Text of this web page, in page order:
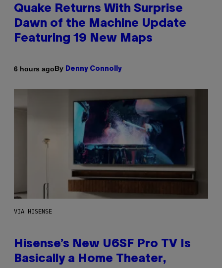
Quake Returns With Surprise
Dawn of the Machine Update
Featuring 19 New Maps
6 hours agoBy Denny Connolly
VIA HISENSE
Hisense’s New U6SF Pro TV Is
Basically a Home Theater,